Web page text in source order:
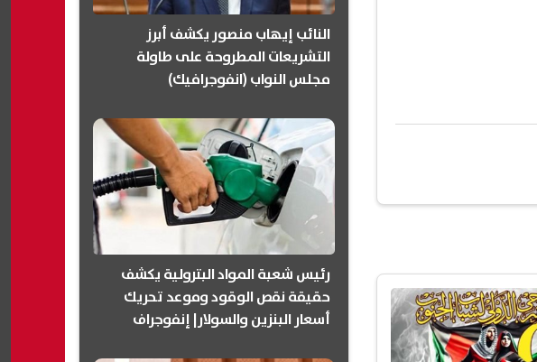
النائب إيهاب منصور يكشف أبرز
التشريعات المطروحة على طاولة
مجلس النواب (انفوجرافيك)
رئيس شعبة المواد البترولية يكشف
حقيقة نقص الوقود وموعد تحريك
أسعار البنزين والسولار| إنفوجراف